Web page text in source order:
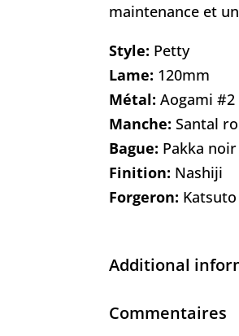
maintenance et
Style: Petty
Lame: 120mm
Métal:Aogami #2
Manche:Santal
Bague: Pakka noir
Finition: Nashiji
Forgeron:
Additional
Commentaires